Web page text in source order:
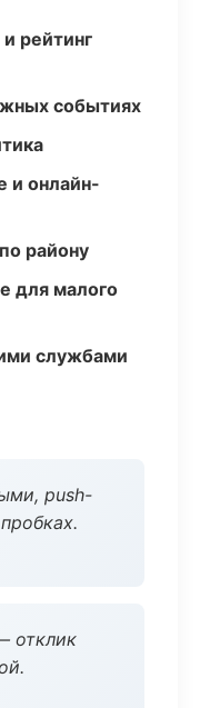
рейтинг
событиях
и онлайн-
району
для малого
службами
push-
отклик